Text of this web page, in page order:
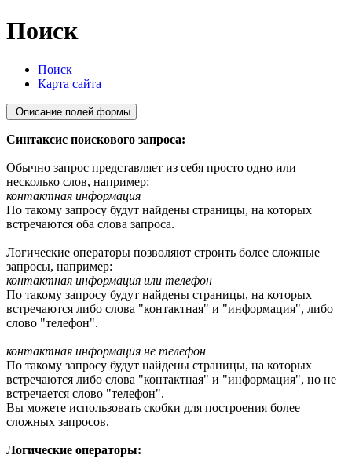
Поиск
Поиск
Карта сайта
Описание полей формы
Синтаксис поискового запроса:
Обычно запрос представляет из себя просто одно или
несколько слов, например:
контактная информация
По такому запросу будут найдены страницы, на которых
встречаются оба слова запроса.
Логические операторы позволяют строить более сложные
запросы, например:
контактная информация или телефон
По такому запросу будут найдены страницы, на которых
встречаются либо слова "контактная" и "информация", либо
слово "телефон".
контактная информация не телефон
По такому запросу будут найдены страницы, на которых
встречаются либо слова "контактная" и "информация", но не
встречается слово "телефон".
Вы можете использовать скобки для построения более
сложных запросов.
Логические операторы: